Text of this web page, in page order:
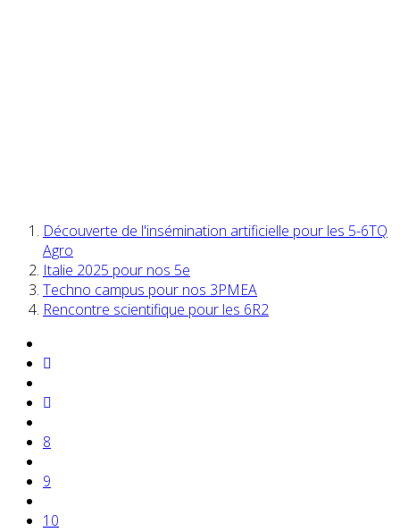
Découverte de l'insémination artificielle pour les 5-6TQ
Agro
Italie 2025 pour nos 5e
Techno campus pour nos 3PMEA
Rencontre scientifique pour les 6R2
8
9
10